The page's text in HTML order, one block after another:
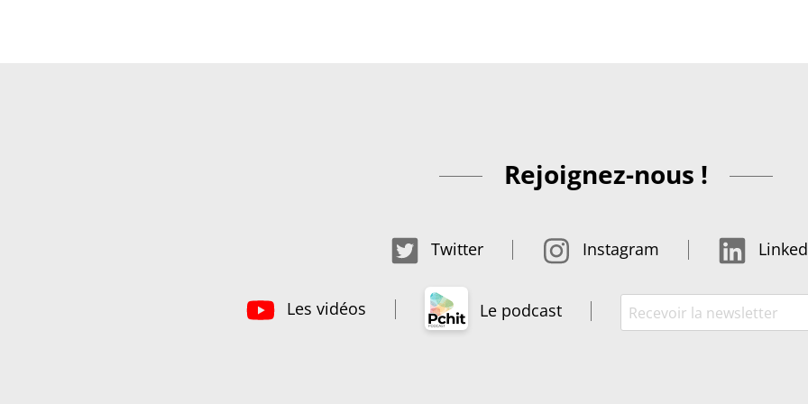
Rejoignez-nous !
Twitter Instagram
Les vidéos Le podcast